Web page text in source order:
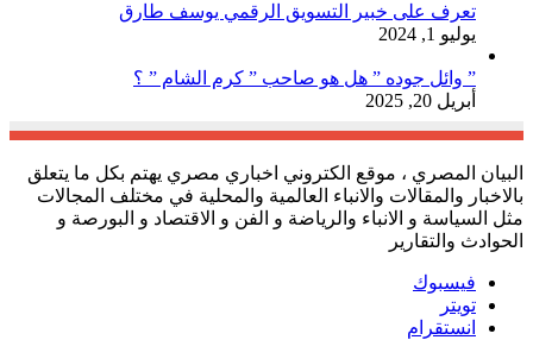
تعرف على خبير التسويق الرقمي يوسف طارق
يوليو 1, 2024
” وائل جوده ” هل هو صاحب ” كرم الشام ” ؟
أبريل 20, 2025
البيان المصري ، موقع الكتروني اخباري مصري يهتم بكل ما يتعلق
بالاخبار والمقالات والانباء العالمية والمحلية في مختلف المجالات
مثل السياسة و الانباء والرياضة و الفن و الاقتصاد و البورصة و
الحوادث والتقارير
فيسبوك
تويتر
انستقرام